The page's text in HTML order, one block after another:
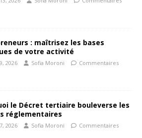
: maîtrisez les bases
de votre activité
2026 Sofia Moroni
Commentaires
le Décret tertiaire bouleverse les
réglementaires
2026 Sofia Moroni
Commentaires